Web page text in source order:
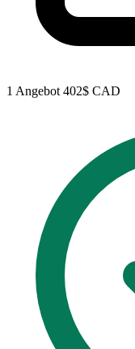
1 Angebot 402$ CAD